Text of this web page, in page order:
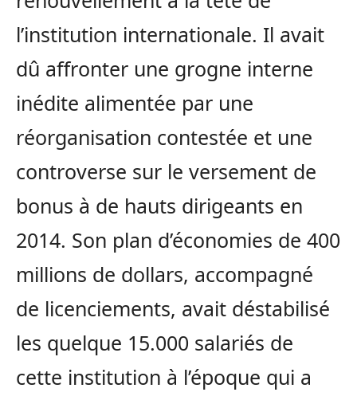
l’institution internationale. Il avait
dû affronter une grogne interne
inédite alimentée par une
réorganisation contestée et une
controverse sur le versement de
bonus à de hauts dirigeants en
2014. Son plan d’économies de 400
millions de dollars, accompagné
de licenciements, avait déstabilisé
les quelque 15.000 salariés de
cette institution à l’époque qui a